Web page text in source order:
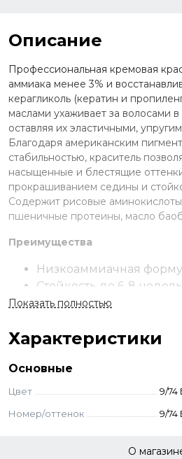
Описание
Профессиональная кремовая
аммиака менее 3% и
керагликоль (кератин и
маслами ухаживает за волосами
оставляя их эластичными,
Благодаря американским
стабильностью, краситель
насыщенные и блестящие
прокрашиванием седины и
Содержит рисовые
пшеничные протеины, масло
Преимущества
Низкоаммиачная
Стойкость до 6-8
119 оттенков в палитре;
В составе
масло баобаба;
Ухаживает за волосами
Применение
в пропорции 1:1,5 до однородной
Показать полностью
Характеристики
Основные
Цвет
9/74
Номер/оттенок
9/74
О